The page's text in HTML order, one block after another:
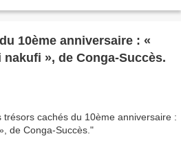
10ème anniversaire : «
», de Conga-Succès.